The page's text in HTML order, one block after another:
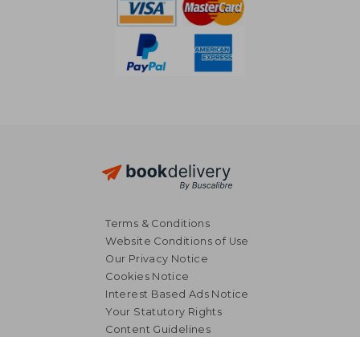
Terms & Conditions
Website Conditions of Use
Our Privacy Notice
Cookies Notice
Interest Based Ads Notice
Your Statutory Rights
Content Guidelines